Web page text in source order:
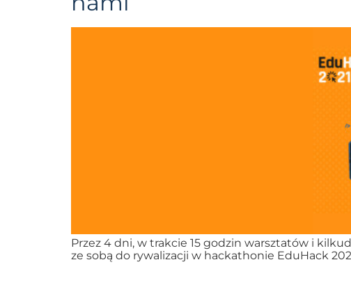
Przez 4 dni, w trakcie 15 godzin warsztatów i
ze sobą do rywalizacji w hackathonie EduHack